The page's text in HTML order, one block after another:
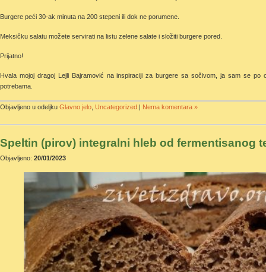
Burgere peći 30-ak minuta na 200 stepeni ili dok ne porumene.
Meksičku salatu možete servirati na listu zelene salate i složiti burgere pored.
Prijatno!
Hvala mojoj dragoj Lejli Bajramović na inspiraciji za burgere sa sočivom, ja sam se po
potrebama.
Objavljeno u odeljku Glavno jelo Uncategorized | Nema komentara »
Speltin (pirov) integralni hleb od fermentisanog
Objavljeno: 20/01/2023